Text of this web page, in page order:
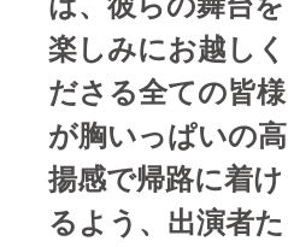
楽しみにお越しく
ださる全ての皆様
が胸いっぱいの高
揚感で帰路に着け
るよう、出演者た